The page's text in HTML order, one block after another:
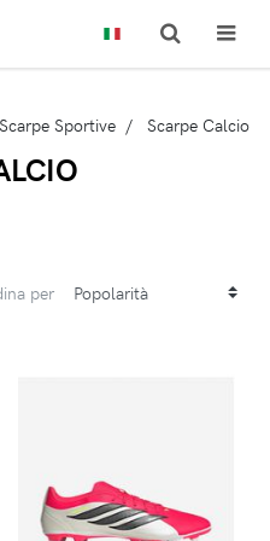
Scarpe Sportive Scarpe Calcio
per